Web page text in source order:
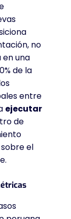
no
en una
de la
entre
ejecutar
de
el